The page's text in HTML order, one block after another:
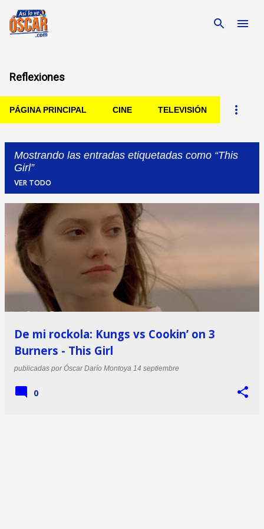
Reflexiones
PÁGINA PRINCIPAL CINE TELEVISIÓN
Mostrando las entradas etiquetadas como This
Girl
VER TODO
Entradas
De mi rockola: Kungs vs Cookin’ on 3
Burners - This Girl
publicadas porÓscar Darío Montoya 14 septiembre
0